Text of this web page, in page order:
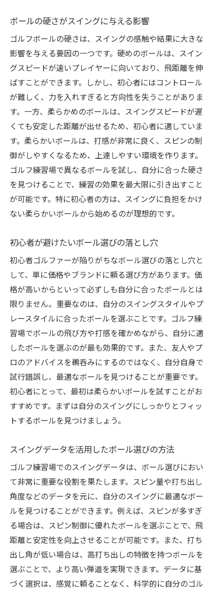
ボールの構造がパフォーマンスに与える影
響
飛距離を伸ばすためのボール選びの秘訣
練習で得たデータを活かすボール選び
ボールの重さがパフォーマンスに与える効
果
練習場での実績を上げるボール選びの考え
方
スイングの質を高める！練習場でのゴルフボー
ル選びのコツ
スイング矯正に適したボールの選び方
トラブルショットを防ぐボール選びのヒン
ト
練習場での試し打ちを活かすボール選び
ボールのフィーリングがスイングに与える
影響
スイング改善を促すためのボール選びのポ
イント
練習場での実践が変わる！ゴルフボール選びの
重要性
練習場での効果を引き出すボールの選び方
スイングの再現性を高めるためのボール選
び
練習のモチベーションを上げるボールの選
定
練習成果を確実にするためのボール選び
練習場での挑戦を支えるボール選びの大切
さ
ゴルフ練習場でパフォーマンスを向上させるボ
ールの選び方
パフォーマンス向上に必要なボール選びの
要素
ボールの鮮度がパフォーマンスに与える影
響
ボールの硬さがスイングに与える影響
ゴルフボールの硬さは、スイングの感触や結果に大きな
影響を与える要因の一つです。硬めのボールは、スイン
グスピードが速いプレイヤーに向いており、飛距離を伸
ばすことができます。しかし、初心者にはコントロール
が難しく、力を入れすぎると方向性を失うことがありま
す。一方、柔らかめのボールは、スイングスピードが遅
くても安定した距離が出せるため、初心者に適していま
す。柔らかいボールは、打感が非常に良く、スピンの制
御がしやすくなるため、上達しやすい環境を作ります。
ゴルフ練習場で異なるボールを試し、自分に合った硬さ
を見つけることで、練習の効果を最大限に引き出すこと
が可能です。特に初心者の方は、スイングに負担をかけ
ない柔らかいボールから始めるのが理想的です。
初心者が避けたいボール選びの落とし穴
初心者ゴルファーが陥りがちなボール選びの落とし穴と
して、単に価格やブランドに頼る選び方があります。価
格が高いからといって必ずしも自分に合ったボールとは
限りません。重要なのは、自分のスイングスタイルやプ
レースタイルに合ったボールを選ぶことです。ゴルフ練
習場でボールの飛び方や打感を確かめながら、自分に適
したボールを選ぶのが最も効果的です。また、友人やプ
ロのアドバイスを鵜呑みにするのではなく、自分自身で
試行錯誤し、最適なボールを見つけることが重要です。
初心者にとって、最初は柔らかいボールを試すことがお
すすめです。まずは自分のスイングにしっかりとフィッ
トするボールを見つけましょう。
スイングデータを活用したボール選びの方法
ゴルフ練習場でのスイングデータは、ボール選びにおい
て非常に重要な役割を果たします。スピン量や打ち出し
角度などのデータを元に、自分のスイングに最適なボー
ルを見つけることができます。例えば、スピンが多すぎ
る場合は、スピン制御に優れたボールを選ぶことで、飛
距離と安定性を向上させることが可能です。また、打ち
出し角が低い場合は、高打ち出しの特徴を持つボールを
選ぶことで、より高い弾道を実現できます。データに基
づく選択は、感覚に頼ることなく、科学的に自分のゴル